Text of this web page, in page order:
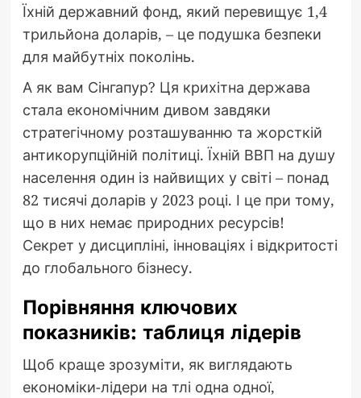
Їхній державний фонд, який перевищує 1,4
трильйона доларів, – це подушка безпеки
для майбутніх поколінь.
А як вам Сінгапур? Ця крихітна держава
стала економічним дивом завдяки
стратегічному розташуванню та жорсткій
антикорупційній політиці. Їхній ВВП на душу
населення один із найвищих у світі – понад
82 тисячі доларів у 2023 році. І це при тому,
що в них немає природних ресурсів!
Секрет у дисципліні, інноваціях і відкритості
до глобального бізнесу.
Порівняння ключових
показників: таблиця лідерів
Щоб краще зрозуміти, як виглядають
економіки-лідери на тлі одна одної,